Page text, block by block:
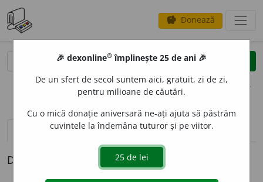
savings Donează
clear
opțiuni
definiții (1) pronunțievolume_up (50)
Definiția cu ID-ul 188303:
🎉 dexonline® împlinește 25 de ani 🎉
De un sfert de secol suntem aici, gratuit, zi de zi,
pentru milioane de căutări.
Cu o mică donație aniversară ne-ați ajuta să păstrăm
cuvintele la îndemâna tuturor și pe viitor.